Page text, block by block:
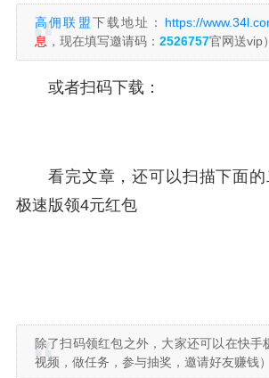
高佣联盟下载地址： https://
息 ，现在填写邀请码： 2526757官网送vip）
或者扫码下载：
看完文章，还可以扫描下面
极速版领4元红包
除了扫码领红包之外，大家还可以在快手
视频，做任务，参与抽奖，邀请好友赚钱）